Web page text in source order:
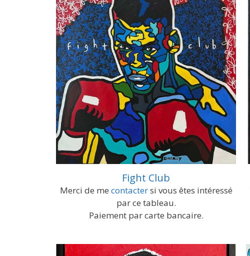
Fight Club
Merci de me contactersi vous êtes intéressé
par ce tableau.
Paiement par carte bancaire.